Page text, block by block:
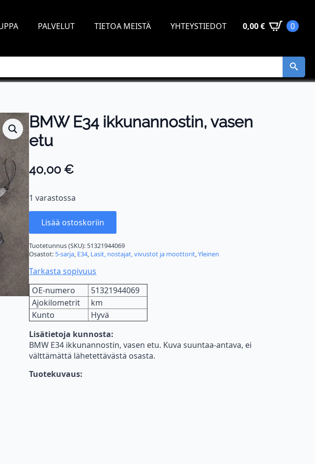
PALVELUT TIETOA MEISTÄ YHTEYSTIEDOT 0,00€ 0
BMW E34 ikkunannostin, vasen
etu
40,00€
1 varastossa
Lisää ostoskoriin
Tuotetunnus (SKU): 51321944069
Osastot: 5-sarja, E34, Lasit, nostajat, vivustot ja moottorit,Yleinen
Tarkasta sopivuus
OE-numero
51321944069
Ajokilometrit
km
Kunto
Hyvä
Lisätietoja kunnosta:
BMW E34 ikkunannostin, vasen etu. Kuva suuntaa-antava, ei
välttämättä lähetettävästä osasta.
Tuotekuvaus: